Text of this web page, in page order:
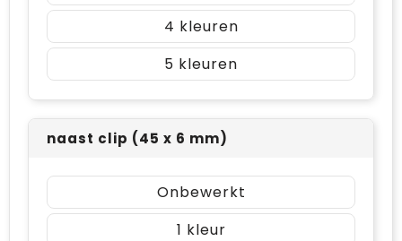
4
5
naast clip (45 x 6 mm)
Onbewerkt
1